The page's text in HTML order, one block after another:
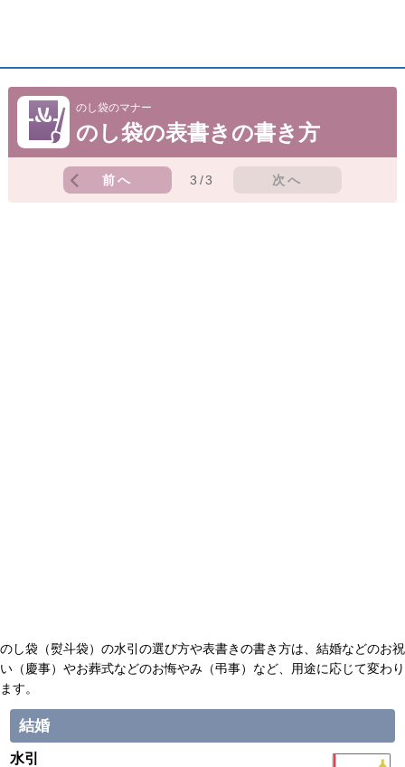
のし袋のマナー
のし袋の表書きの書き方
前へ 3/3 次へ
のし袋（熨斗袋）の水引の選び方や表書きの書き方は、結婚などのお祝
い（慶事）やお葬式などのお悔やみ（弔事）など、用途に応じて変わり
ます。
結婚
水引